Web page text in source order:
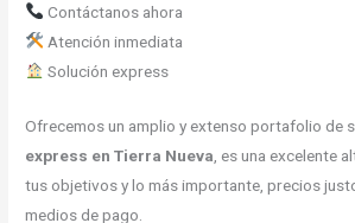
Contáctanos ahora
Atención inmediata
Solución express
Ofrecemos un amplio y extenso portafolio de
express en Tierra Nueva, es una excelente
tus objetivos y lo más importante, precios
medios de pago.